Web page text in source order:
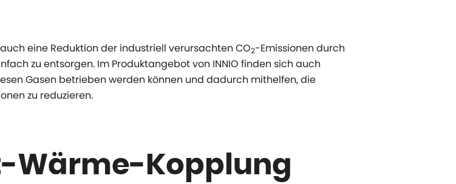
eine Reduktion der industriell verursachten CO2-Emissionen durch
zu entsorgen. Im Produktangebot von INNIO finden sich auch
Gasen betrieben werden können und dadurch mithelfen, die
zu reduzieren.
Wärme-Kopplung